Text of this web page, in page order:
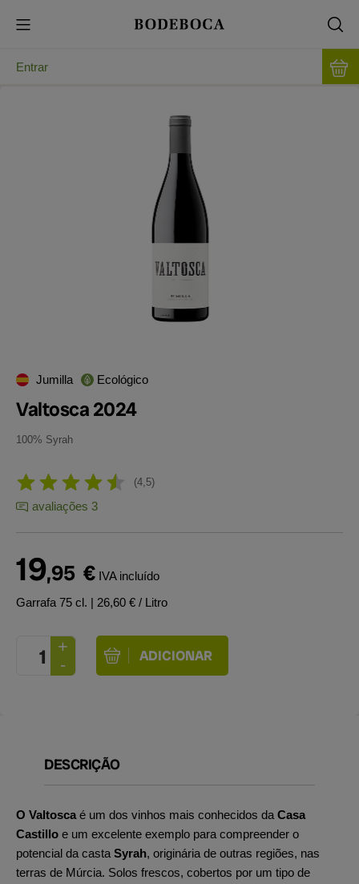
Entrar
Jumilla Ecológico
Valtosca 2024
100% Syrah
4,5
avaliações 3
19,95 € IVA incluído
Garrafa 75 cl. | 26,60 € / Litro
DESCRIÇÃO
O Valtosca é um dos vinhos mais conhecidos da Casa
Castillo e um excelente exemplo para compreender o
potencial da casta Syrah, originária de outras regiões, nas
terras de Múrcia. Solos frescos, cobertos por um tipo de